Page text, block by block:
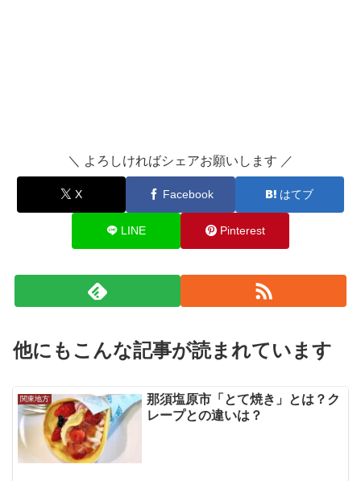
＼ よろしければシェアお願いします ／
X Facebook はてブ
LINE Pinterest
他にもこんな記事が読まれています
関東地方
那須塩原市「とて焼き」とは？ク
レープとの違いは？